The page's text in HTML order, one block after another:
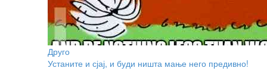
Друго
Устаните и сјај, и буди ништа мање него предивно!